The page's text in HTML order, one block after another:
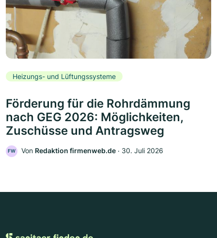
Heizungs- und Lüftungssysteme
Förderung für die Rohrdämmung
nach GEG 2026: Möglichkeiten,
Zuschüsse und Antragsweg
FW Von Redaktion firmenweb.de ‧ 30. Juli 2026